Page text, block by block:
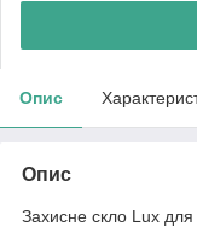
Опис
Опис
Захисне скло Lux для